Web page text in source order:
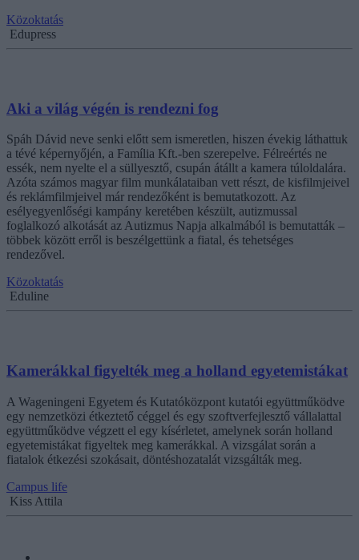
Közoktatás
Edupress
Aki a világ végén is rendezni fog
Spáh Dávid neve senki előtt sem ismeretlen, hiszen évekig láthattuk
a tévé képernyőjén, a Família Kft.-ben szerepelve. Félreértés ne
essék, nem nyelte el a süllyesztő, csupán átállt a kamera túloldalára.
Azóta számos magyar film munkálataiban vett részt, de kisfilmjeivel
és reklámfilmjeivel már rendezőként is bemutatkozott. Az
esélyegyenlőségi kampány keretében készült, autizmussal
foglalkozó alkotását az Autizmus Napja alkalmából is bemutatták –
többek között erről is beszélgettünk a fiatal, és tehetséges
rendezővel.
Közoktatás
Eduline
Kamerákkal figyelték meg a holland egyetemistákat
A Wageningeni Egyetem és Kutatóközpont kutatói együttműködve
egy nemzetközi étkeztető céggel és egy szoftverfejlesztő vállalattal
együttműködve végzett el egy kísérletet, amelynek során holland
egyetemistákat figyeltek meg kamerákkal. A vizsgálat során a
fiatalok étkezési szokásait, döntéshozatalát vizsgálták meg.
Campus life
Kiss Attila